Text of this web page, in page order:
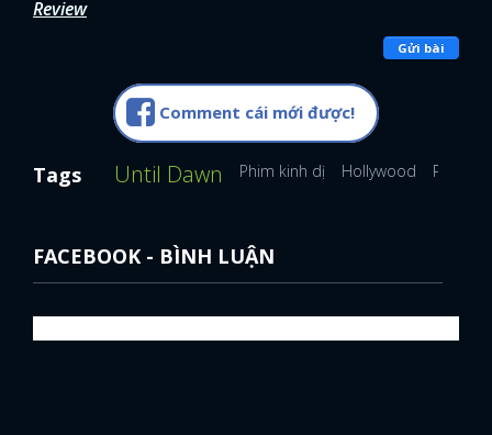
Review
Gửi bài
Comment cái mới được!
Tags Until Dawn Phim kinh dị Hollywood Phim
FACEBOOK - BÌNH LUẬN